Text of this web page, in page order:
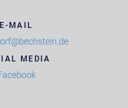
E-MAIL
MEDIA